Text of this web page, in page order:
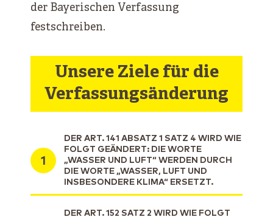
der Bayerischen Verfassung
festschreiben.
Unsere Ziele für die
Verfassungsänderung
DER ART. 141 ABSATZ 1 SATZ 4 WIRD WIE
FOLGT GEÄNDERT: DIE WORTE
„WASSER UND LUFT“ WERDEN DURCH
DIE WORTE „WASSER, LUFT UND
INSBESONDERE KLIMA“ ERSETZT.
DER ART. 152 SATZ 2 WIRD WIE FOLGT